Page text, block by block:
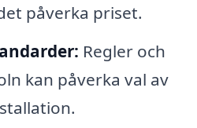
påverka priset.
Regler och
kan påverka val av